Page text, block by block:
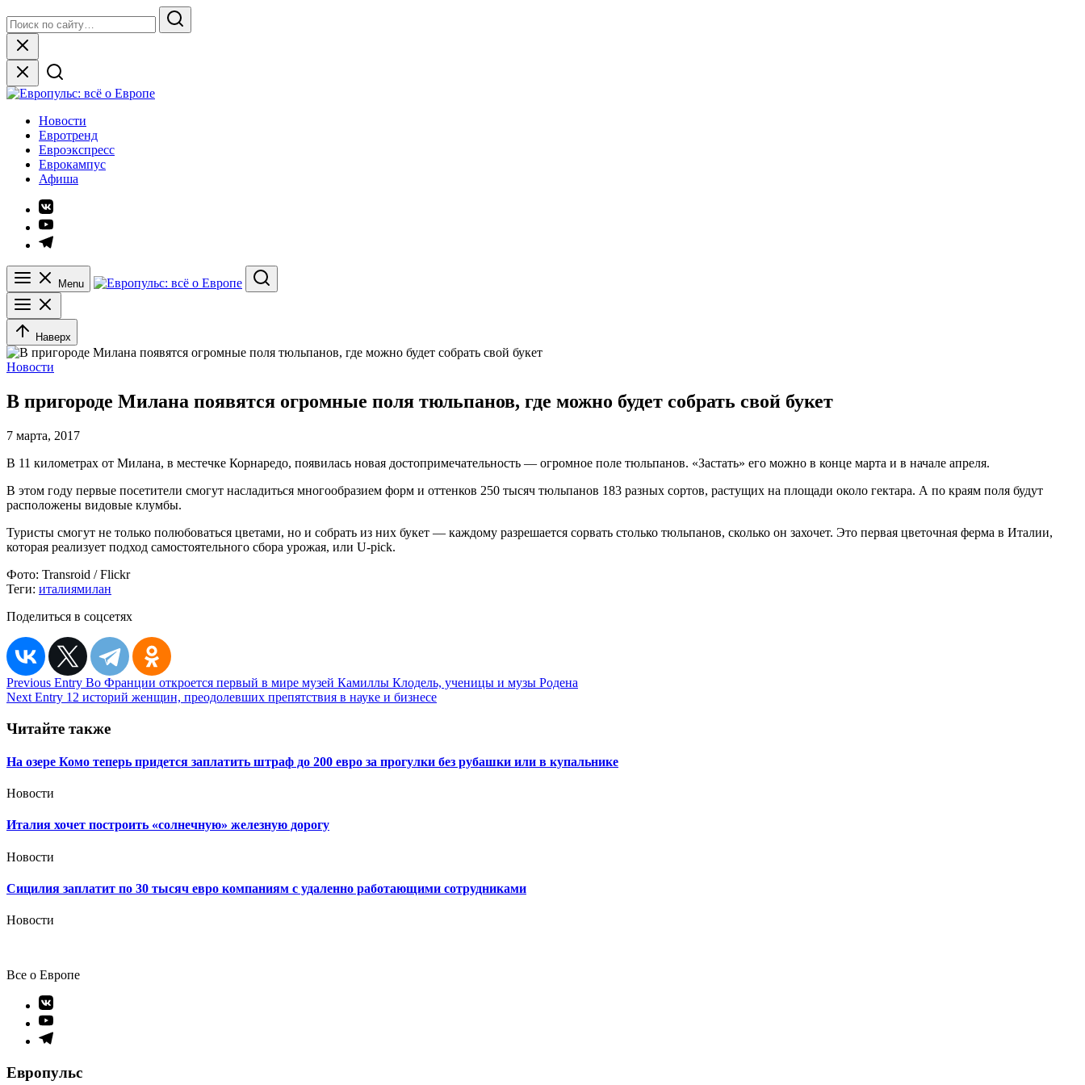
to
content
for:
Search
Close
Европульс: всё о Европе
Новости
Евротренд
Евроэкспресс
Еврокампус
Афиша
Элемент
меню
Элемент
меню
Элемент
Menu
Search
Наверх
Новости
В пригороде Милана появятся огромные поля тюльпанов, где можно будет собрать свой букет
7 марта, 2017
В 11 километрах от Милана, в местечке Корнаредо, появилась новая достопримечательность — огромное поле тюльпанов. «Застать» его можно в конце марта и в начале апреля.
В этом году первые посетители смогут насладиться многообразием форм и оттенков 250 тысяч тюльпанов 183 разных сортов, растущих на площади около гектара. А по краям поля будут
расположены видовые клумбы.
Туристы смогут не только полюбоваться цветами, но и собрать из них букет — каждому разрешается сорвать столько тюльпанов, сколько он захочет. Это первая цветочная ферма в Италии,
которая реализует подход самостоятельного сбора урожая, или U-pick.
Фото: Transroid / Flickr
Теги: италиямилан
Поделиться в соцсетях
Навигация
по
записям
Previous Entry Во Франции откроется первый в мире музей Камиллы Клодель, ученицы и музы Родена
Next Entry 12 историй женщин, преодолевших препятствия в науке и бизнесе
Читайте также
На озере Комо теперь придется заплатить штраф до 200 евро за прогулки без рубашки или в купальнике
Новости
Италия хочет построить «солнечную» железную дорогу
Новости
Сицилия заплатит по 30 тысяч евро компаниям с удаленно работающими сотрудниками
Новости
Все о Европе
Элемент
меню
Элемент
меню
Элемент
Европульс